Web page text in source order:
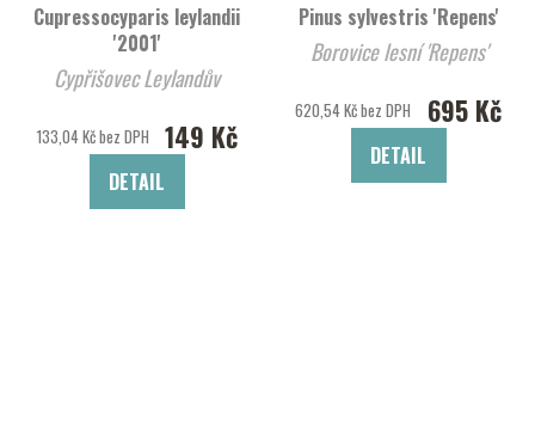
Cupressocyparis leylandii
'2001'
Cypřišovec Leylandův
133,04 Kč bez DPH 149 Kč
DETAIL
Pinus sylvestris 'Repens'
Borovice lesní 'Repens'
620,54 Kč bez DPH 695 Kč
DETAIL